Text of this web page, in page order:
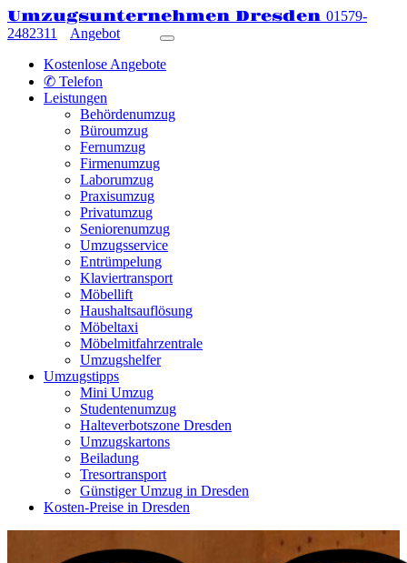
Umzugsunternehmen Dresden 01579-
2482311
Angebot
Kostenlose Angebote
✆ Telefon
Leistungen
Behördenumzug
Büroumzug
Fernumzug
Firmenumzug
Laborumzug
Praxisumzug
Privatumzug
Seniorenumzug
Umzugsservice
Entrümpelung
Klaviertransport
Möbellift
Haushaltsauflösung
Möbeltaxi
Möbelmitfahrzentrale
Umzugshelfer
Umzugstipps
Mini Umzug
Studentenumzug
Halteverbotszone Dresden
Umzugskartons
Beiladung
Tresortransport
Günstiger Umzug in Dresden
Kosten-Preise in Dresden